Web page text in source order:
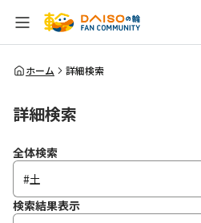
全体検索
ホーム 詳細検索
詳細検索
全体検索
検索結果表示